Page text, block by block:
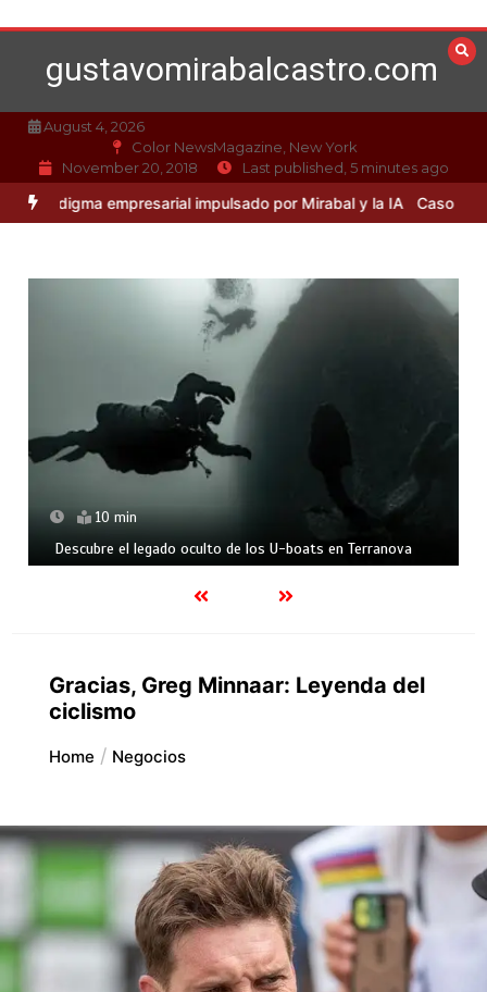
to
contentgustavomirabalcastro.com
August 4, 2026
Color NewsMagazine, New York
November 20, 2018
Last published, 5 minutes ago
empresarial impulsado por Mirabal y la IA Caso Mirabal: La
10 min
Descubre el legado oculto de los U-boats en Terranova
Gracias, Greg Minnaar: Leyenda del
ciclismo
Home Negocios